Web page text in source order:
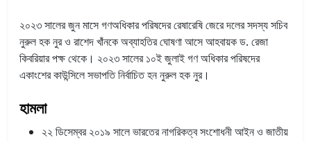
২০২৩ সালের জুন মাসে গণঅধিকার পরিষদের রেষারেষি জেরে দলের সদস্য সচিব
নুরুল হক নুর ও রাশেদ খাঁনকে অব্যাহতির ঘোষণা আসে আহবায়ক ড. রেজা
কিবরিয়ার পক্ষ থেকে। ২০২৩ সালের ১০ই জুলাই গণ অধিকার পরিষদের
একাংশের কাউন্সিলে সভাপতি নির্বাচিত হন নুরুল হক নুর।
হামলা
২২ ডিসেম্বর ২০১৯ সালে ভারতের নাগরিকত্ব সংশোধনী আইন ও জাতীয়